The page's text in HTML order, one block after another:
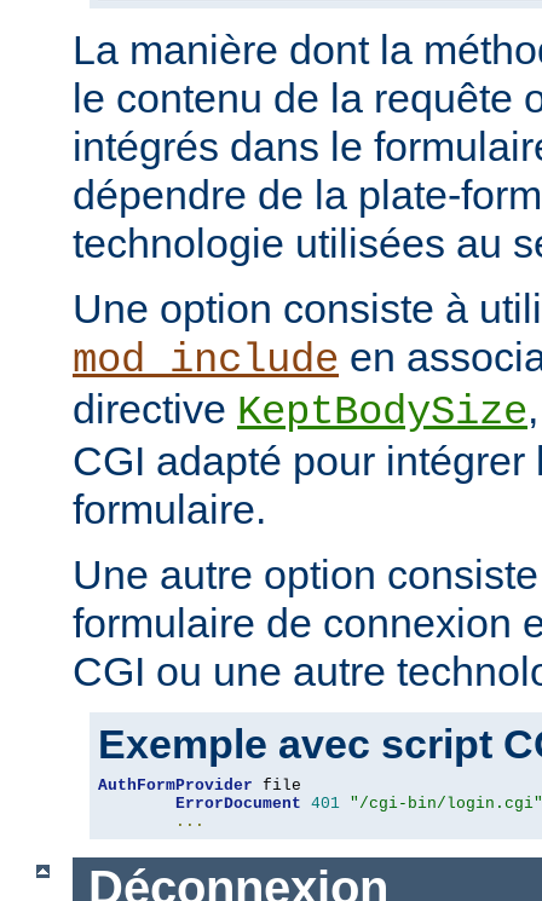
La manière dont la
le contenu de la requête
intégrés dans le
dépendre de la plate-
technologie utilisées au
Une option consiste à
mod_include en
directive KeptBodySize
CGI adapté pour
formulaire.
Une autre option
formulaire de connexion
CGI ou une autre
Exemple avec script
AuthFormProvider file
ErrorDocument 401 "/cgi-bin/login.cgi"
...
Déconnexion